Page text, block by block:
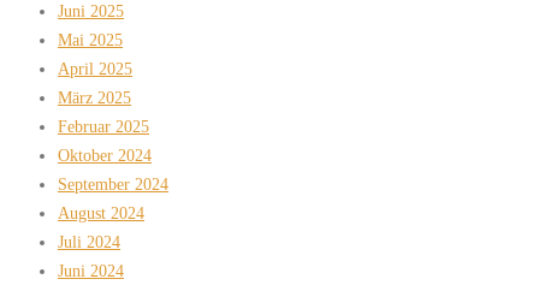
Juni 2025
Mai 2025
April 2025
März 2025
Februar 2025
Oktober 2024
September 2024
August 2024
Juli 2024
Juni 2024